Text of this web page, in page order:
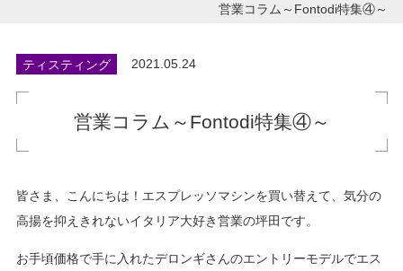
営業コラム～Fontodi特集④～
ティスティング 2021.05.24
営業コラム～Fontodi特集④～
皆さま、こんにちは！エスプレッソマシンを買い替えて、気分の
高揚を抑えきれないイタリア大好き営業の坪田です。
お手頃価格で手に入れたデロンギさんのエントリーモデルでエス